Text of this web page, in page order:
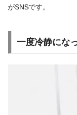
がSNSです。
一度冷静にな